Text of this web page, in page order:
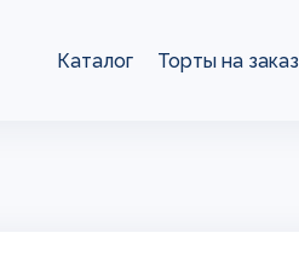
Каталог Торты на заказ